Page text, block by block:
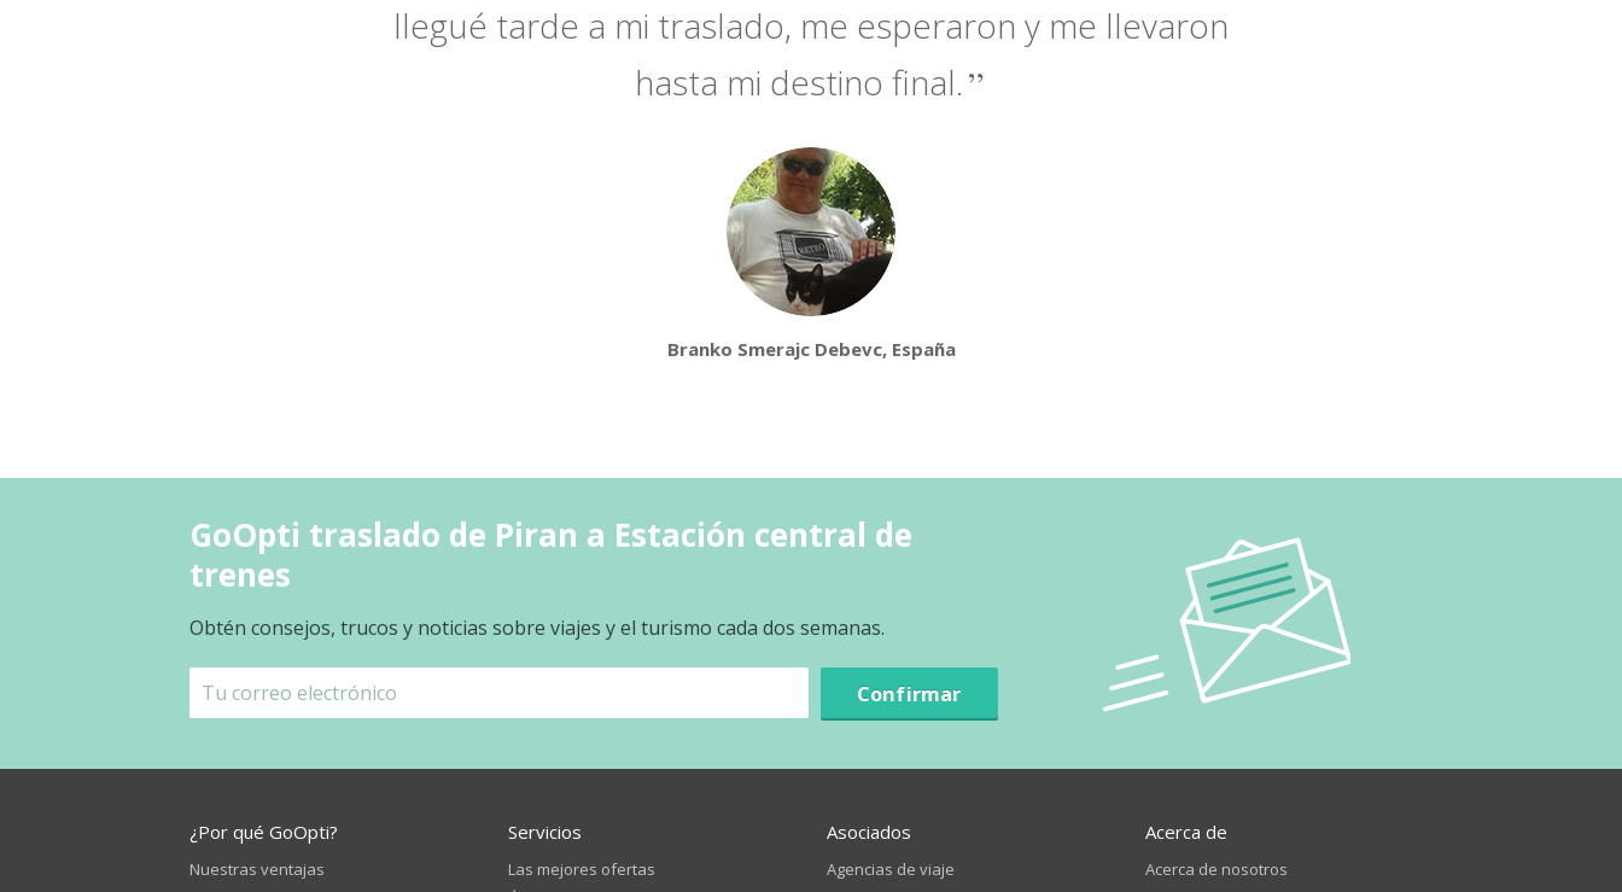
llegué tarde a mi traslado, me esperaron y me llevaron
hasta mi destino final.
Branko Smerajc Debevc, España
GoOpti traslado de Piran a Estación central de
trenes
Obtén consejos, trucos y noticias sobre viajes y el turismo cada dos semanas.
Confirmar
¿Por qué GoOpti?
Nuestras ventajas
Servicios
Las mejores ofertas
Asociados
Agencias de viaje
Acerca de
Acerca de nosotros